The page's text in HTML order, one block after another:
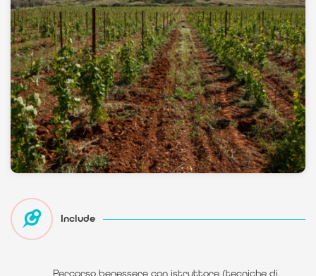
Include
Percorso benessere con istruttore (tecniche di